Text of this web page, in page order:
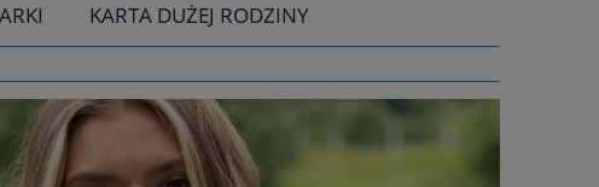
KARTA DUŻEJ RODZINY